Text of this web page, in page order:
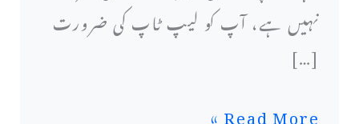
نہیں ہے، آپ کو لیپ ٹاپ کی ضرورت
[…]
رہنمائی
برائے
Read More »